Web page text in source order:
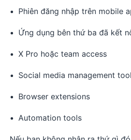
Phiên đăng nhập trên mobile
Ứng dụng bên thứ ba đã kết
X Pro hoặc team access
Social media management
Browser extensions
Automation tools